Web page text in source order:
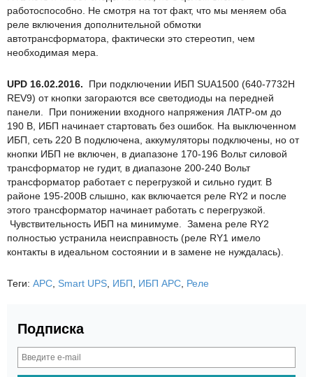
работоспособно. Не смотря на тот факт, что мы меняем оба
реле включения дополнительной обмотки
автотрансформатора, фактически это стереотип, чем
необходимая мера.
UPD 16.02.2016. При подключении ИБП SUA1500 (640-7732H
REV9) от кнопки загораются все светодиоды на передней
панели. При понижении входного напряжения ЛАТР-ом до
190 В, ИБП начинает стартовать без ошибок. На выключенном
ИБП, сеть 220 В подключена, аккумуляторы подключены, но от
кнопки ИБП не включен, в диапазоне 170-196 Вольт силовой
трансформатор не гудит, в диапазоне 200-240 Вольт
трансформатор работает с перегрузкой и сильно гудит. В
районе 195-200В слышно, как включается реле RY2 и после
этого трансформатор начинает работать с перегрузкой.
Чувствительность ИБП на минимуме. Замена реле RY2
полностью устранила неисправность (реле RY1 имело
контакты в идеальном состоянии и в замене не нуждалась).
Теги: APC Smart UPS ИБП ИБП APC Реле
Подписка